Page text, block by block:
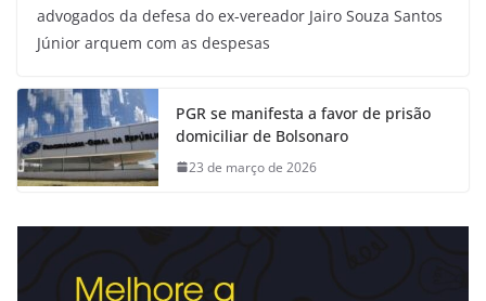
advogados da defesa do ex-vereador Jairo Souza Santos
Júnior arquem com as despesas
PGR se manifesta a favor de prisão
domiciliar de Bolsonaro
23 de março de 2026